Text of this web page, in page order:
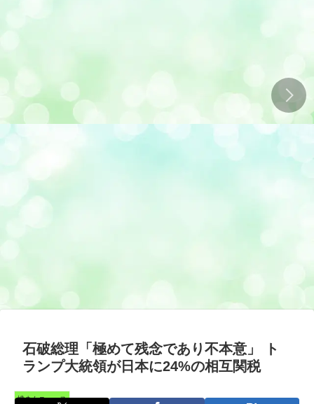
石破総理「極めて残念であり不本意」 ト
ランプ大統領が日本に24%の相互関税
憤まんニュース